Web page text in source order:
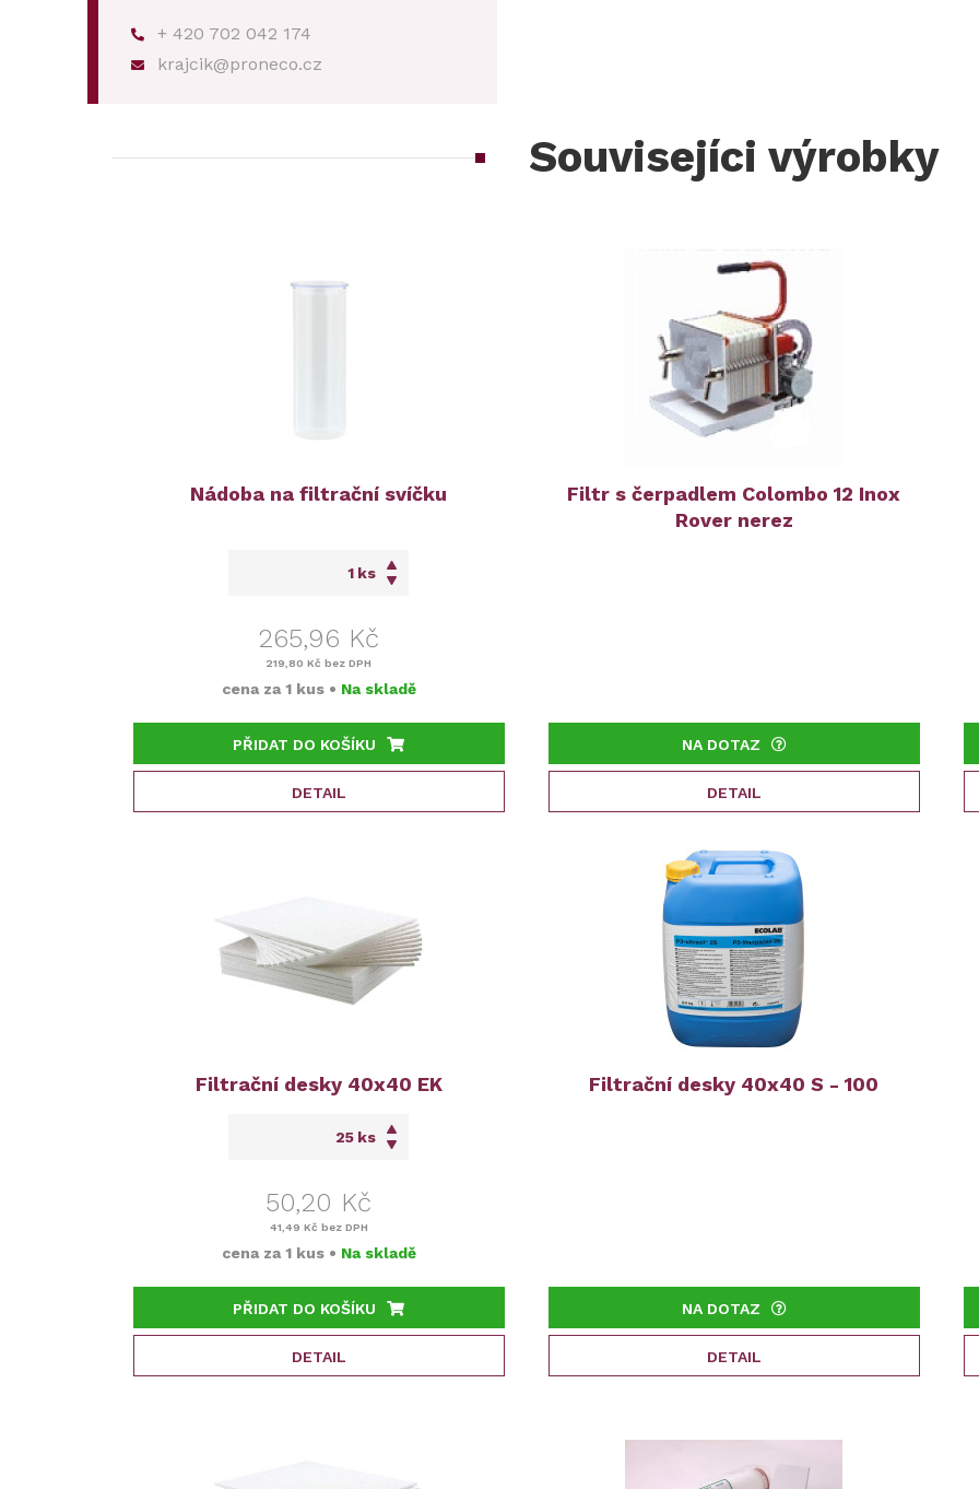
+ 420 702 042 174
krajcik@proneco.cz
Souvisejíci výrobky
Nádoba na filtrační svíčku
ks
265,96 Kč
219,80 Kč bez DPH
cena za 1 kus • Na skladě
PŘIDAT DO KOŠÍKU
DETAIL
Filtr s čerpadlem Colombo 12 Inox
Rover nerez
NA DOTAZ
DETAIL
Filtrační desky 40x40 EK
ks
50,20 Kč
41,49 Kč bez DPH
cena za 1 kus • Na skladě
PŘIDAT DO KOŠÍKU
DETAIL
Filtrační desky 40x40 S - 100
NA DOTAZ
DETAIL